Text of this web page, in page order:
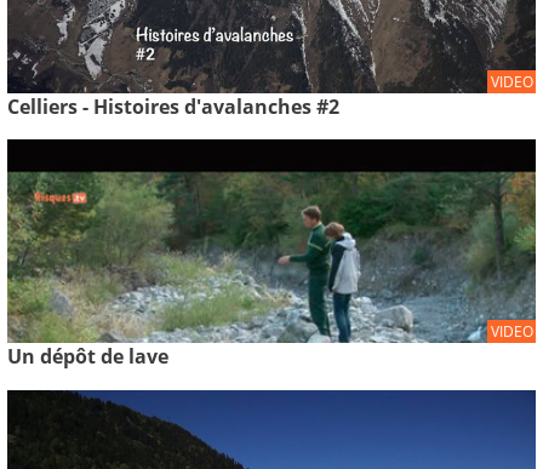
VIDEO
Celliers - Histoires d'avalanches #2
VIDEO
Un dépôt de lave